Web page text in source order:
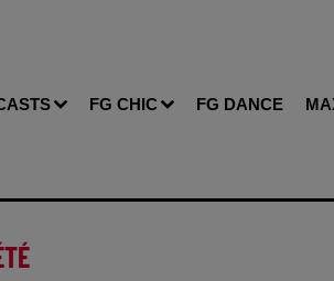
FG CHIC FG DANCE